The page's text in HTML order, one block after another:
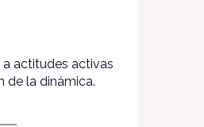
actitudes activas
de la dinámica.